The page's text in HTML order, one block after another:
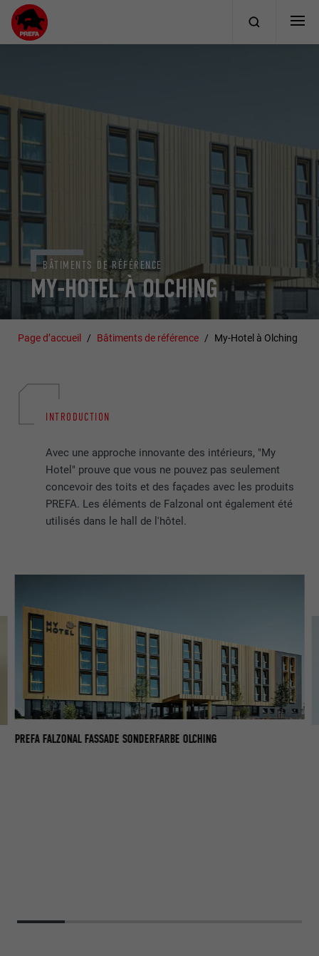
MY-HOTEL À OLCHING
BÂTIMENTS DE RÉFÉRENCE
Page d’accueil Bâtiments de référence My-Hotel à Olching
INTRODUCTION
Avec une approche innovante des intérieurs, "My
Hotel" prouve que vous ne pouvez pas seulement
concevoir des toits et des façades avec les produits
PREFA. Les éléments de Falzonal ont également été
utilisés dans le hall de l'hôtel.
PREFA FALZONAL FASSADE SONDERFARBE OLCHING